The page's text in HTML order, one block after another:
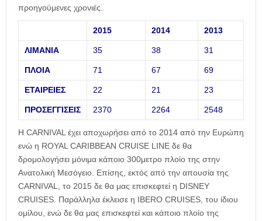
προηγούμενες χρονιές.
2015 2014 2013
ΛΙΜΑΝΙΑ 35 38 31
ΠΛΟΙΑ 71 67 69
ΕΤΑΙΡΕΙΕΣ 22 21 23
ΠΡΟΣΕΓΓΙΣΕΙΣ 2370 2264 2548
Η CARNIVAL έχει αποχωρήσει από το 2014 από την Ευρώπη
ενώ η ROYAL CARIBBEAN CRUISE LINE δε θα
δρομολογήσει μόνιμα κάποιο 300μετρο πλοίο της στην
Ανατολική Μεσόγειο. Επίσης, εκτός από την απουσία της
CARNIVAL, το 2015 δε θα μας επισκεφτεί η DISNEY
CRUISES. Παράλληλα έκλεισε η IBERO CRUISES, του ίδιου
ομίλου, ενώ δε θα μας επισκεφτεί και κάποιο πλοίο της